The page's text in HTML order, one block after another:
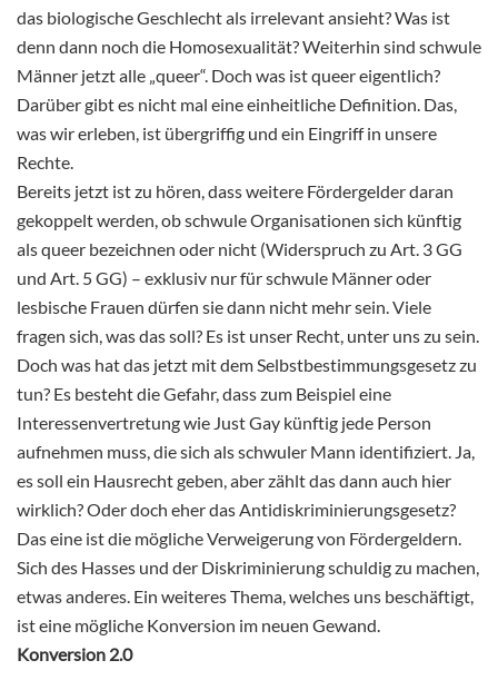
das biologische Geschlecht als irrelevant ansieht? Was ist
denn dann noch die Homosexualität? Weiterhin sind schwule
Männer jetzt alle „queer“. Doch was ist queer eigentlich?
Darüber gibt es nicht mal eine einheitliche Definition. Das,
was wir erleben, ist übergriffig und ein Eingriff in unsere
Rechte.
Bereits jetzt ist zu hören, dass weitere Fördergelder daran
gekoppelt werden, ob schwule Organisationen sich künftig
als queer bezeichnen oder nicht (Widerspruch zu Art. 3 GG
und Art. 5 GG) – exklusiv nur für schwule Männer oder
lesbische Frauen dürfen sie dann nicht mehr sein. Viele
fragen sich, was das soll? Es ist unser Recht, unter uns zu sein.
Doch was hat das jetzt mit dem Selbstbestimmungsgesetz zu
tun? Es besteht die Gefahr, dass zum Beispiel eine
Interessenvertretung wie Just Gay künftig jede Person
aufnehmen muss, die sich als schwuler Mann identifiziert. Ja,
es soll ein Hausrecht geben, aber zählt das dann auch hier
wirklich? Oder doch eher das Antidiskriminierungsgesetz?
Das eine ist die mögliche Verweigerung von Fördergeldern.
Sich des Hasses und der Diskriminierung schuldig zu machen,
etwas anderes. Ein weiteres Thema, welches uns beschäftigt,
ist eine mögliche Konversion im neuen Gewand.
Konversion 2.0